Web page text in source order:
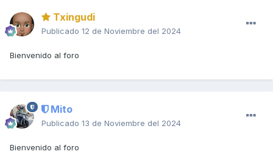
Txingudi
Publicado 12 de Noviembre del 2024
Bienvenido al foro
Mito
Publicado 13 de Noviembre del 2024
Bienvenido al foro